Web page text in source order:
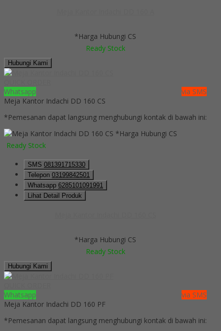
*Harga Hubungi CS
Ready Stock
Hubungi Kami
Whatsapp
via SMS
Meja Kantor Indachi DD 160 CS
*Pemesanan dapat langsung menghubungi kontak di bawah ini:
*Harga Hubungi CS
Ready Stock
SMS 081391715330
Telepon 03199842501
Whatsapp 6285101091991
Lihat Detail Produk
*Harga Hubungi CS
Ready Stock
Hubungi Kami
Whatsapp
via SMS
Meja Kantor Indachi DD 160 PF
*Pemesanan dapat langsung menghubungi kontak di bawah ini: